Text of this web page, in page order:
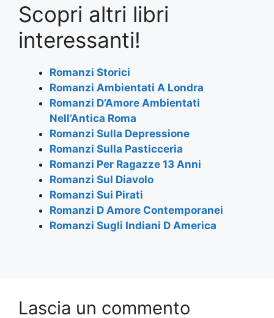
c
e
b
o
o
k
itt
er
at
s
A
p
p
e
gr
a
m
ai
l
ar
Scopri altri libri
interessanti!
Romanzi Storici
Romanzi Ambientati A Londra
Romanzi D’Amore Ambientati
Nell’Antica Roma
Romanzi Sulla Depressione
Romanzi Sulla Pasticceria
Romanzi Per Ragazze 13 Anni
Romanzi Sul Diavolo
Romanzi Sui Pirati
Romanzi D Amore Contemporanei
Romanzi Sugli Indiani D America
Lascia un commento